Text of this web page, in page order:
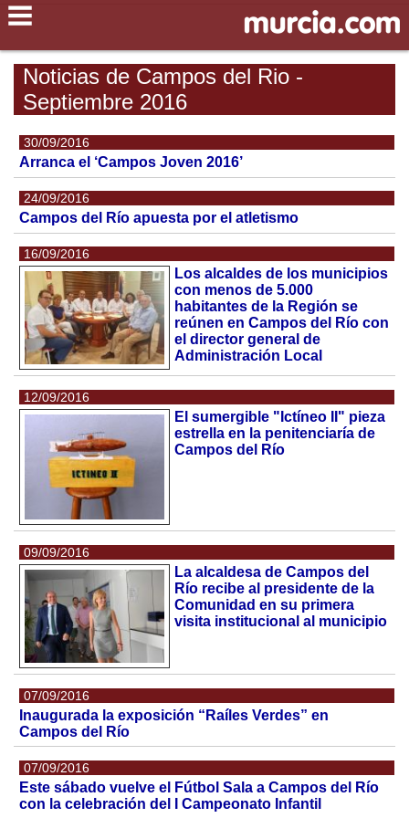
Noticias de Campos del Rio -
Septiembre 2016
30/09/2016
Arranca el ‘Campos Joven 2016’
24/09/2016
Campos del Río apuesta por el atletismo
16/09/2016
Los alcaldes de los municipios
con menos de 5.000
habitantes de la Región se
reúnen en Campos del Río con
el director general de
Administración Local
12/09/2016
El sumergible "Ictíneo II" pieza
estrella en la penitenciaría de
Campos del Río
09/09/2016
La alcaldesa de Campos del
Río recibe al presidente de la
Comunidad en su primera
visita institucional al municipio
07/09/2016
Inaugurada la exposición “Raíles Verdes” en
Campos del Río
07/09/2016
Este sábado vuelve el Fútbol Sala a Campos del Río
con la celebración del I Campeonato Infantil